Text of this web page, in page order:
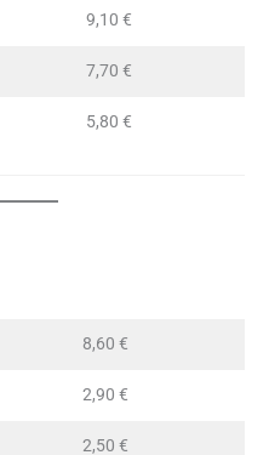
9,10 €
7,70 €
5,80 €
8,60 €
2,90 €
2,50 €